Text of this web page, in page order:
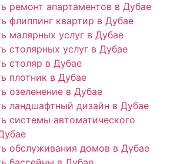
ремонт апартаментов в Дубае
флиппинг квартир в Дубае
малярных услуг в Дубае
столярных услуг в Дубае
столяр в Дубае
плотник в Дубае
озеленение в Дубае
ландшафтный дизайн в Дубае
системы автоматического
обслуживания домов в Дубае